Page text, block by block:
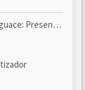
y seguimiento